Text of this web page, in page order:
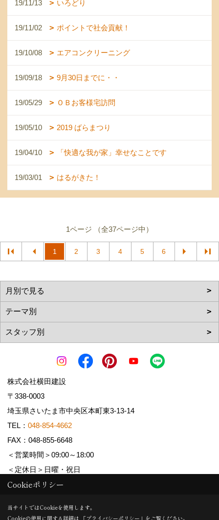
19/11/13 いろどり
19/11/02 ポイントで社会貢献！
19/10/08 エアコンクリーニング
19/09/18 9月30日までに・・
19/05/29 ＯＢお客様宅訪問
19/05/10 2019 ばらまつり
19/04/10 「快適な我が家」幸せなことです
19/03/01 はるがきた！
1ページ （全37ページ中）
1 2 3 4 5 6
株式会社横田建設
〒338-0003
埼玉県さいたま市中央区本町東3-13-14
TEL： 048-854-4662
FAX：048-855-6648
＜営業時間＞09:00～18:00
＜定休日＞日曜・祝日
Copyright (c) YOKOTA Kensetsu Co.,Ltd. All Rights Reserved.
Cookieポリシー
当サイトではCookieを使用します。
Cookieの使用に関する詳細は 「プライバシーポリシー 」をご覧ください。